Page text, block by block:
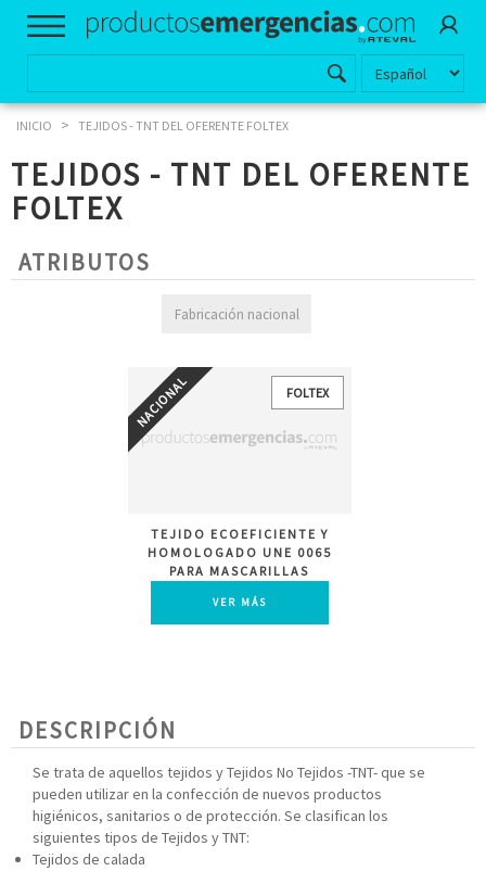
INICIO > TEJIDOS - TNT DEL OFERENTE FOLTEX
TEJIDOS - TNT DEL OFERENTE
FOLTEX
ATRIBUTOS
Fabricación nacional
FOLTEX
TEJIDO ECOEFICIENTE Y
HOMOLOGADO UNE 0065
PARA MASCARILLAS
REUTILIZABLES A 2 CAPAS
VER MÁS
DESCRIPCIÓN
Se trata de aquellos tejidos y Tejidos No Tejidos -TNT- que se
pueden utilizar en la confección de nuevos productos
higiénicos, sanitarios o de protección. Se clasifican los
siguientes tipos de Tejidos y TNT:
Tejidos de calada